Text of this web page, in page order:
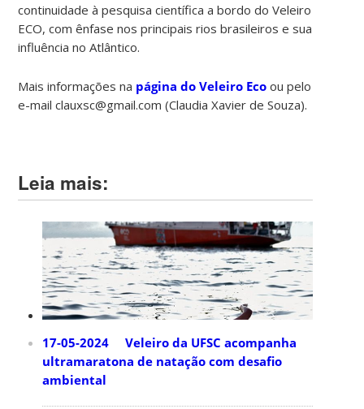
continuidade à pesquisa científica a bordo do Veleiro
ECO, com ênfase nos principais rios brasileiros e sua
influência no Atlântico.
Mais informações na página do Veleiro Eco ou pelo
e-mail clauxsc@gmail.com (Claudia Xavier de Souza).
Leia mais:
17-05-2024 Veleiro da UFSC acompanha
ultramaratona de natação com desafio
ambiental